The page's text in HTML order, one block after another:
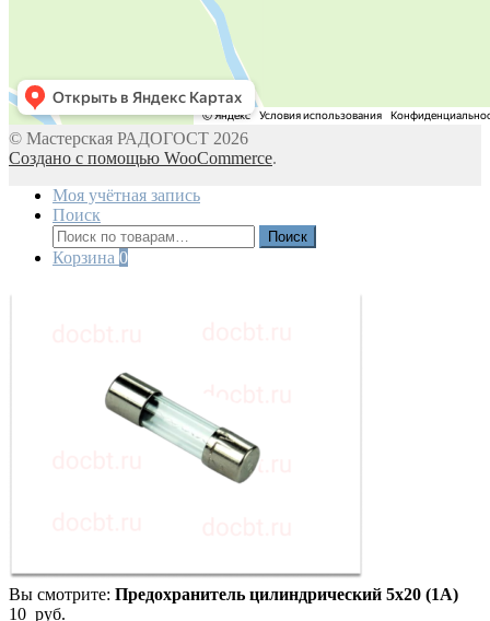
© Мастерская РАДОГОСТ 2026
Создано с помощью WooCommerce.
Моя учётная запись
Поиск
Искать:
Поиск
Корзина 0
Вы смотрите: Предохранитель цилиндрический 5х20 (1А)
10 руб.